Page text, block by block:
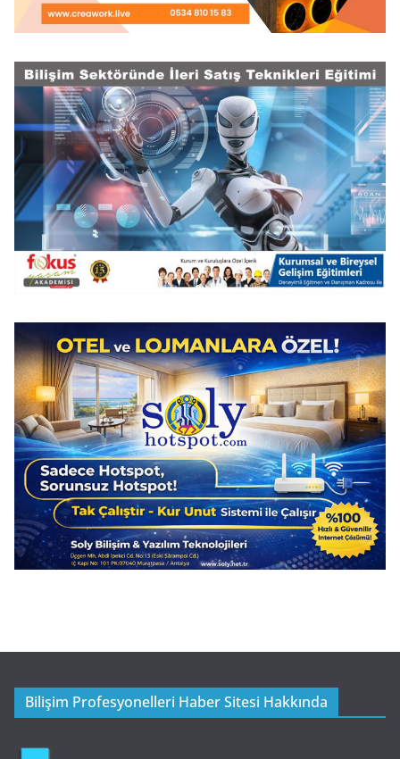
Bilişim Profesyonelleri Haber Sitesi Hakkında